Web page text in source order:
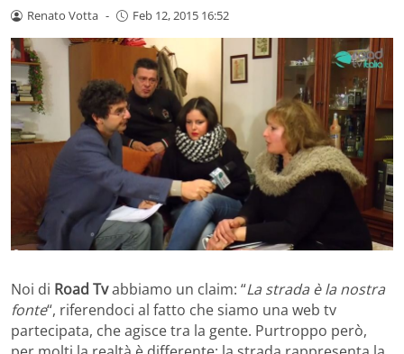
Renato Votta - Feb 12, 2015 16:52
Noi di Road Tvabbiamo un claim: “La strada è la nostra
fonte“, riferendoci al fatto che siamo una web tv
partecipata, che agisce tra la gente. Purtroppo però,